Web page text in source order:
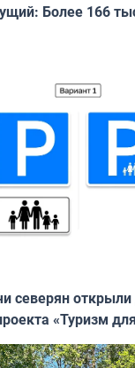
Более 166
северян
«Туризм